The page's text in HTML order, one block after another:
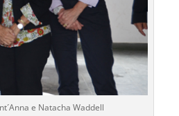
e Natacha Waddell